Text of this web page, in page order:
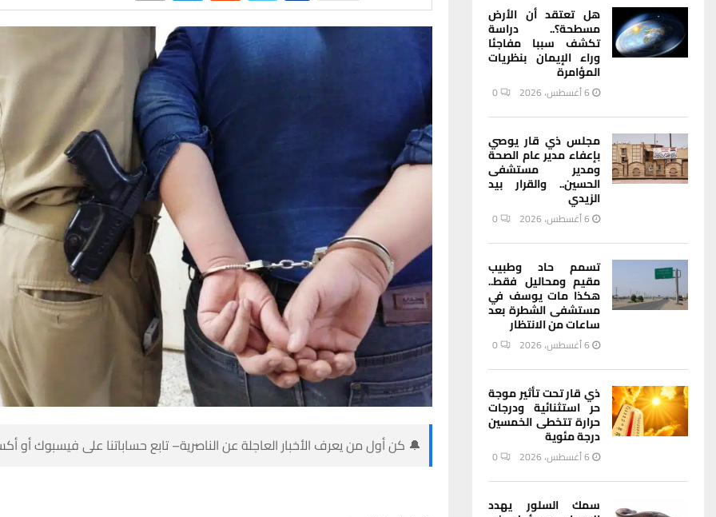
🔔 كن أول من يعرف الأخبار العاجلة عن الناصرية– تابع حساباتنا على فيسبوك أو
هل تعتقد أن الأرض
مسطحة؟.. دراسة
تكشف سببا مفاجئا
وراء الإيمان بنظريات
المؤامرة
6 أغسطس، 2026 0
مجلس ذي قار يوصي
بإعفاء مدير عام الصحة
ومدير مستشفى
الحسين.. والقرار بيد
الزيدي
6 أغسطس، 2026 0
تسمم حاد وطبيب
مقيم ومحاليل فقط..
هكذا مات يوسف في
مستشفى الشطرة بعد
ساعات من الانتظار
6 أغسطس، 2026 0
ذي قار تحت تأثير موجة
حر استثنائية ودرجات
حرارة تتخطى الخمسين
درجة مئوية
6 أغسطس، 2026 0
سمك السلور يهدد